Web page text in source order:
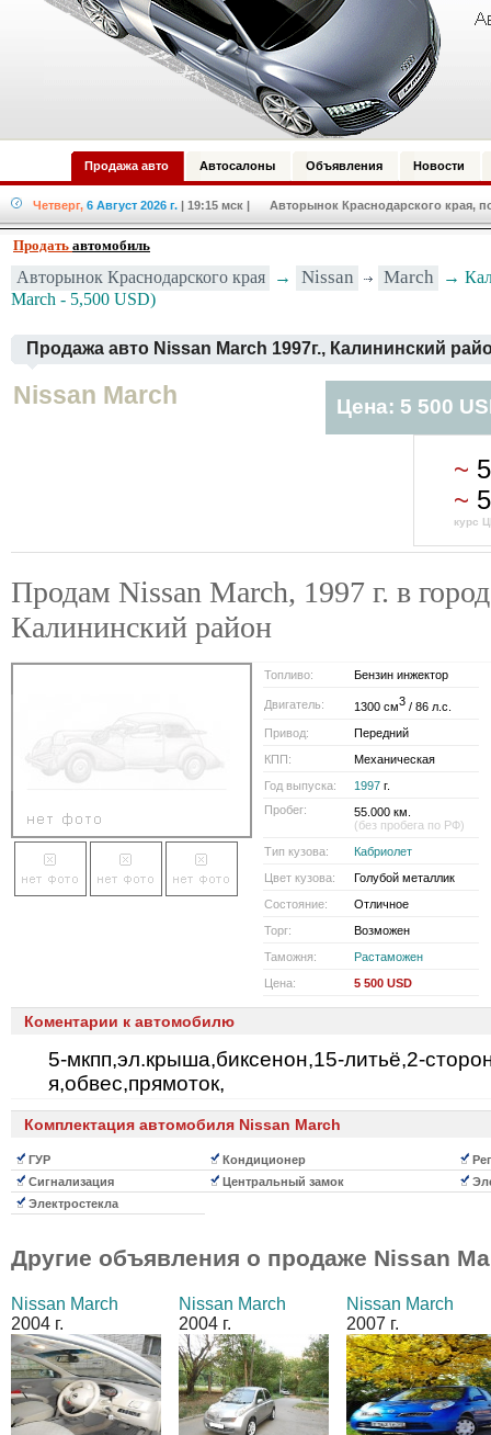
Продажа авто Автосалоны Объявления Новости
Четверг, 6 Август 2026 г. | 19:15 мск | Авторынок Краснодарского края,
Продать автомобиль
Авторынок Краснодарского края → Nissan March
→
March - 5,500 USD)
Продажа авто Nissan March 1997г., Калининский
Nissan March Цена: 5 500
~
~
курс
Продам Nissan March, 1997 г. в
Калининский район
Топливо: Бензин инжектор
Двигатель: 1300 см3 / 86 л.с.
Привод:
Передний
КПП:
Механическая
Год выпуска:
1997 г.
Пробег:
55.000 км.
(без пробега по РФ)
Тип кузова:
Кабриолет
Цвет кузова:
Голубой металлик
Состояние:
Отличное
Торг:
Возможен
Таможня:
Растаможен
Цена:
5 500 USD
Коментарии к автомобилю
5-мкпп,эл.крыша,биксенон,15-литьё,2-
я,обвес,прямоток,
Комплектация автомобиля Nissan March
ГУР Кондиционер
Сигнализация
Центральный замок
Электростекла
Другие объявления о продаже Nissan
Nissan March
2004 г.
Nissan March
2004 г.
Nissan March
2007 г.